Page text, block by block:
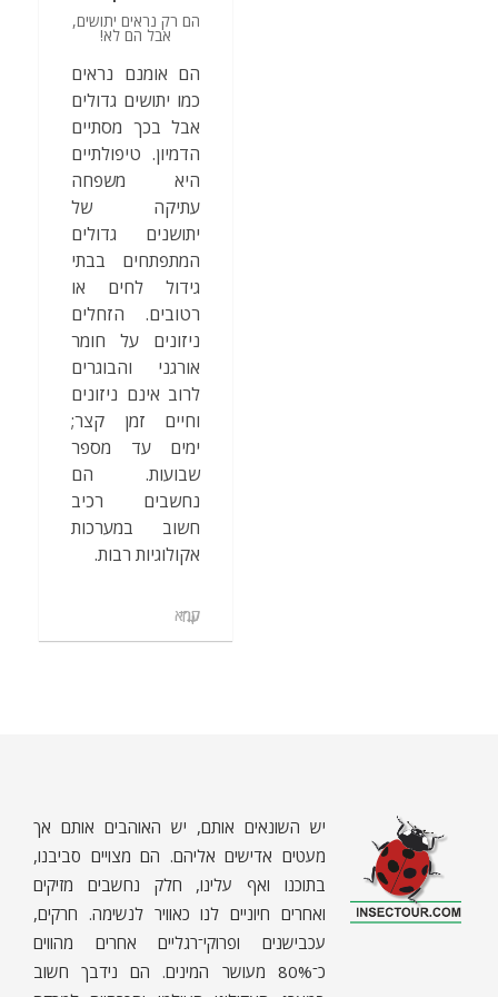
הם רק נראים יתושים,
אבל הם לא!
הם אומנם נראים
כמו יתושים גדולים
אבל בכך מסתיים
הדמיון. טיפולתיים
היא משפחה
עתיקה של
יתושנים גדולים
המתפתחים בבתי
גידול לחים או
רטובים. הזחלים
ניזונים על חומר
אורגני והבוגרים
לרוב אינם ניזונים
וחיים זמן קצר;
ימים עד מספר
שבועות. הם
נחשבים רכיב
חשוב במערכות
אקולוגיות רבות.
קרא עוד
יש השונאים אותם, יש האוהבים אותם אך
מעטים אדישים אליהם. הם מצויים סביבנו,
בתוכנו ואף עלינו, חלק נחשבים מזיקים
ואחרים חיוניים לנו כאוויר לנשימה. חרקים,
עכבישנים ופרוקי־רגליים אחרים מהווים
כ־80% מעושר המינים. הם נידבך חשוב